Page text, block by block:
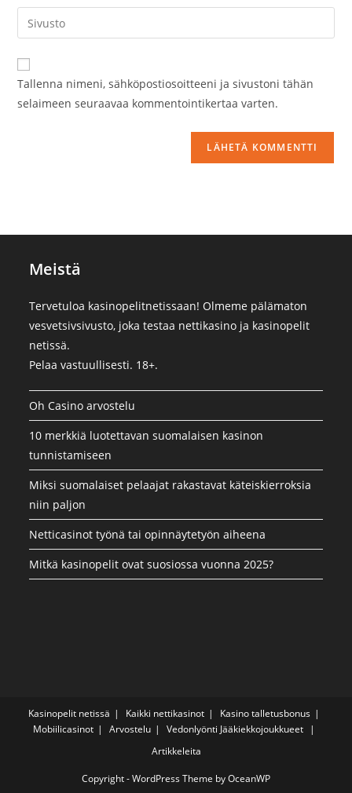
kommentoidaksesi
Kirjoita
sivustosi
verkko-
osoite/URL
Tallenna nimeni, sähköpostiosoitteeni ja sivustoni tähän
selaimeen seuraavaa kommentointikertaa varten.
Meistä
Tervetuloa kasinopelitnetissaan! Olmeme pälämaton
vesvetsivsivusto, joka testaa nettikasino ja kasinopelit
netissä.
Pelaa vastuullisesti. 18+.
Oh Casino arvostelu
10 merkkiä luotettavan suomalaisen kasinon
tunnistamiseen
Miksi suomalaiset pelaajat rakastavat käteiskierroksia
niin paljon
Netticasinot työnä tai opinnäytetyön aiheena
Mitkä kasinopelit ovat suosiossa vuonna 2025?
Kasinopelit netissä Kaikki nettikasinot
Kasino talletusbonus
Mobiilicasinot
Arvostelu Vedonlyönti Jääkiekkojoukkueet
Artikkeleita
Copyright - WordPress Theme by OceanWP